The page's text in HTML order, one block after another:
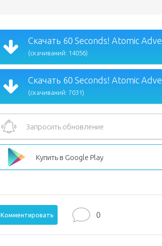
Скачать 60 Seconds! Atomic
(скачиваний: 14056)
Скачать 60 Seconds! Atomic
(скачиваний: 7031)
Запросить обновление
Купить в Google Play
Комментировать 0